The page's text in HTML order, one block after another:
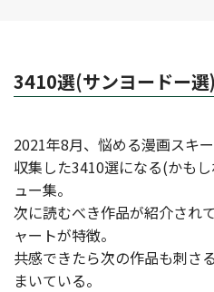
3410選(サンヨードー選
2021年8月、悩める漫画スキ
収集した3410選になる(かも
ュー集。
次に読むべき作品が紹介され
ャートが特徴。
共感できたら次の作品も刺さ
まいている。